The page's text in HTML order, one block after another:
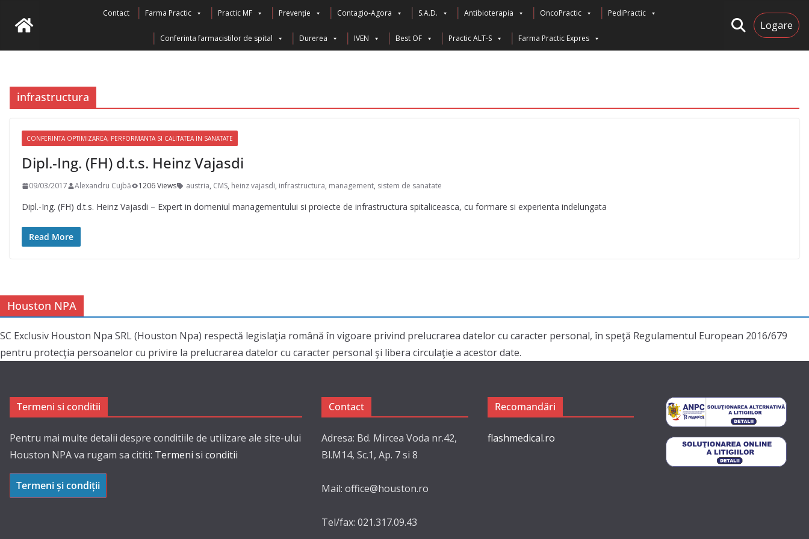
Contact Farma Practic Practic MF Prevenție Contagio-Agora S.A.D. Antibioterapia OncoPractic PediPractic
Conferinta farmacistilor de spital Durerea IVEN Best OF Practic ALT-S Farma Practic Expres
Logare
infrastructura
CONFERINTA OPTIMIZAREA, PERFORMANTA SI CALITATEA IN SANATATE
Dipl.-Ing. (FH) d.t.s. Heinz Vajasdi
09/03/2017 Alexandru Cujbă 1206 Views austria, CMS, heinz vajasdi, infrastructura, management, sistem de sanatate
Dipl.-Ing. (FH) d.t.s. Heinz Vajasdi – Expert in domeniul managementului si proiecte de infrastructura spitaliceasca, cu formare si experienta indelungata
Read More
Houston NPA
SC Exclusiv Houston Npa SRL (Houston Npa) respectă legislaţia română în vigoare privind prelucrarea datelor cu caracter personal, în speţă Regulamentul European 2016/679
pentru protecţia persoanelor cu privire la prelucrarea datelor cu caracter personal şi libera circulaţie a acestor date.
Termeni si conditii
Pentru mai multe detalii despre conditiile de utilizare ale site-ului
Houston NPA va rugam sa cititi: Termeni si conditii
Termeni și condiții
Contact
Adresa: Bd. Mircea Voda nr.42,
Bl.M14, Sc.1, Ap. 7 si 8
Mail: office@houston.ro
Tel/fax: 021.317.09.43
Recomandări
flashmedical.ro